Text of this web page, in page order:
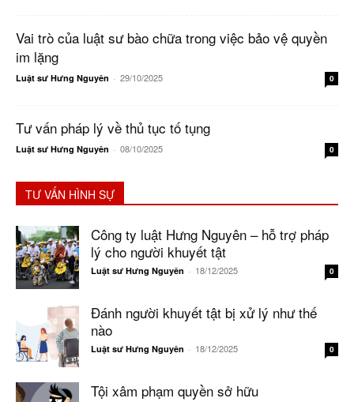
Vai trò của luật sư bào chữa trong việc bảo vệ quyền
im lặng
Luật sư Hưng Nguyên - 29/10/2025 0
Tư vấn pháp lý về thủ tục tố tụng
Luật sư Hưng Nguyên - 08/10/2025 0
TƯ VẤN HÌNH SỰ
Công ty luật Hưng Nguyên – hỗ trợ pháp
lý cho người khuyết tật
Luật sư Hưng Nguyên - 18/12/2025 0
Đánh người khuyết tật bị xử lý như thế
nào
Luật sư Hưng Nguyên - 18/12/2025 0
Tội xâm phạm quyền sở hữu